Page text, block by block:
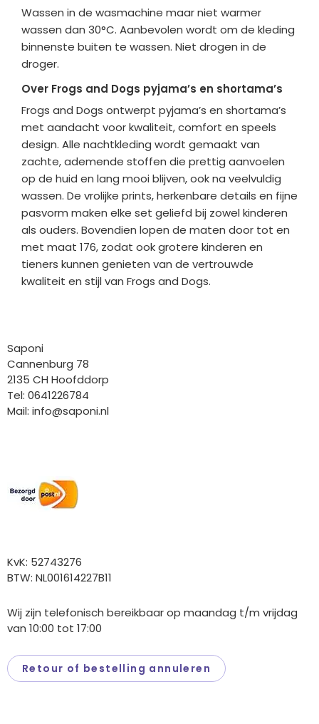
Wassen in de wasmachine maar niet warmer
wassen dan 30°C. Aanbevolen wordt om de kleding
binnenste buiten te wassen. Niet drogen in de
droger.
Over Frogs and Dogs pyjama’s en shortama’s
Frogs and Dogs ontwerpt pyjama’s en shortama’s
met aandacht voor kwaliteit, comfort en speels
design. Alle nachtkleding wordt gemaakt van
zachte, ademende stoffen die prettig aanvoelen
op de huid en lang mooi blijven, ook na veelvuldig
wassen. De vrolijke prints, herkenbare details en fijne
pasvorm maken elke set geliefd bij zowel kinderen
als ouders. Bovendien lopen de maten door tot en
met maat 176, zodat ook grotere kinderen en
tieners kunnen genieten van de vertrouwde
kwaliteit en stijl van Frogs and Dogs.
Saponi
Cannenburg 78
2135 CH Hoofddorp
Tel: 0641226784
Mail: info@saponi.nl
KvK: 52743276
BTW: NL001614227B11
Wij zijn telefonisch bereikbaar op maandag t/m vrijdag
van 10:00 tot 17:00
Retour of bestelling annuleren